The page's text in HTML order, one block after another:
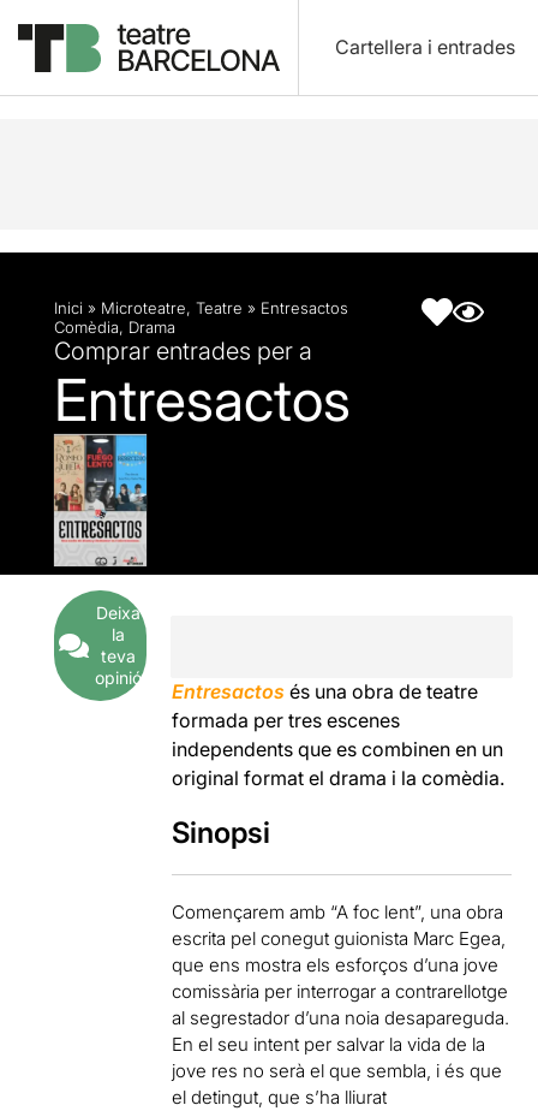
Cartellera i entrades
Descripció Fitxa artística
Inici » Microteatre, Teatre » Entresactos
Comèdia, Drama
Comprar entrades per a
Entresactos
Deixa
la
teva
opinió
Entresactos és una obra de teatre
formada per tres escenes
independents que es combinen en un
original format el drama i la comèdia.
Sinopsi
Començarem amb “A foc lent”, una obra
escrita pel conegut guionista Marc Egea,
que ens mostra els esforços d’una jove
comissària per interrogar a contrarellotge
al segrestador d’una noia desapareguda.
En el seu intent per salvar la vida de la
jove res no serà el que sembla, i és que
el detingut, que s’ha lliurat